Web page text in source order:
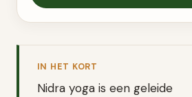
IN HET KORT
Nidra yoga is een geleide